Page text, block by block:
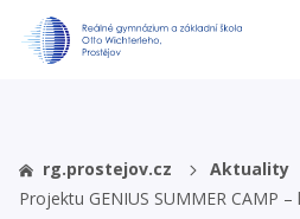
rg.prostejov.cz
Aktuality
Projektu GENIUS SUMMER CAMP